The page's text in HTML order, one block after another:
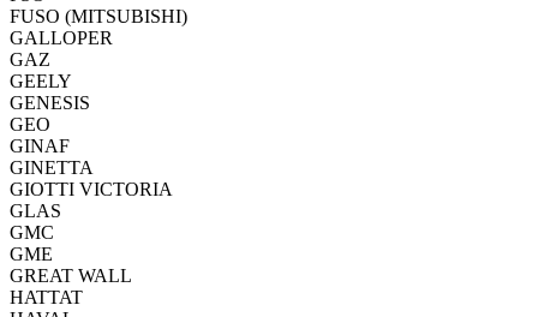
FUSO (MITSUBISHI)
GALLOPER
GAZ
GEELY
GENESIS
GEO
GINAF
GINETTA
GIOTTI VICTORIA
GLAS
GMC
GME
GREAT WALL
HATTAT